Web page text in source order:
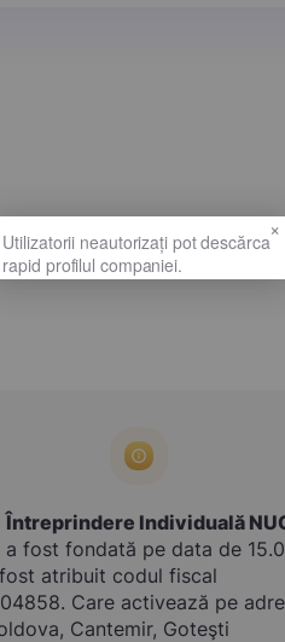
Întreprindere Individuală
a fost fondată pe data de
atribuit codul fiscal
Care activează pe
Cantemir, Goteşti
×